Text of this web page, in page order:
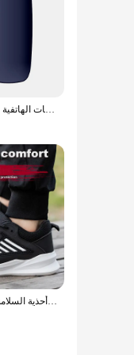
decor.
a reliableهاتف محمول صغير مزود بتقنية البلوتوث ومسجل صوت سحري منخفض للإشعاع مع إمكانية تسجيل المكالمات الهاتفية بشريحة 2/3 وبطاقة SIM وهاتف خلوي صغير غير مقفول GSM
سلامة العمل أحذية الرجال خفيفة الوزن غير قابل للتدمير أحذية العمل الأمن الصلب تو أحذية السلامة واقية أحذية سوداء Size36-46